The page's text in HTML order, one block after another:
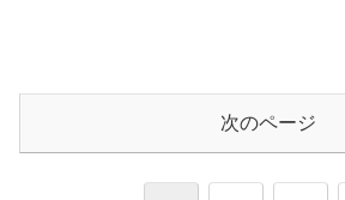
次のページ